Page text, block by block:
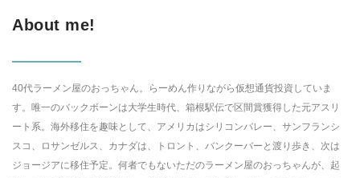
About me!
40代ラーメン屋のおっちゃん。らーめん作りながら仮想通貨投資していま
す。唯一のバックボーンは大学生時代、箱根駅伝で区間賞獲得した元アスリ
ート系。海外移住を趣味として、アメリカはシリコンバレー、サンフランシ
スコ、ロサンゼルス、カナダは、トロント、バンクーバーと渡り歩き、次は
ジョージアに移住予定。何者でもないただのラーメン屋のおっちゃんが、起